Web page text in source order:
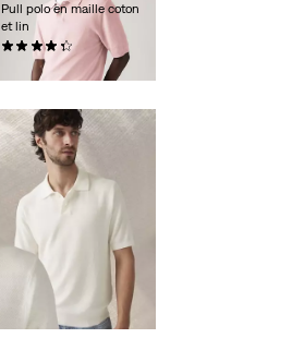
Pull polo en maille coton
et lin
(11)
65,00 €